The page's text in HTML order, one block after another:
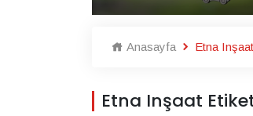
Anasayfa Etna Inşaat
Etna Inşaat